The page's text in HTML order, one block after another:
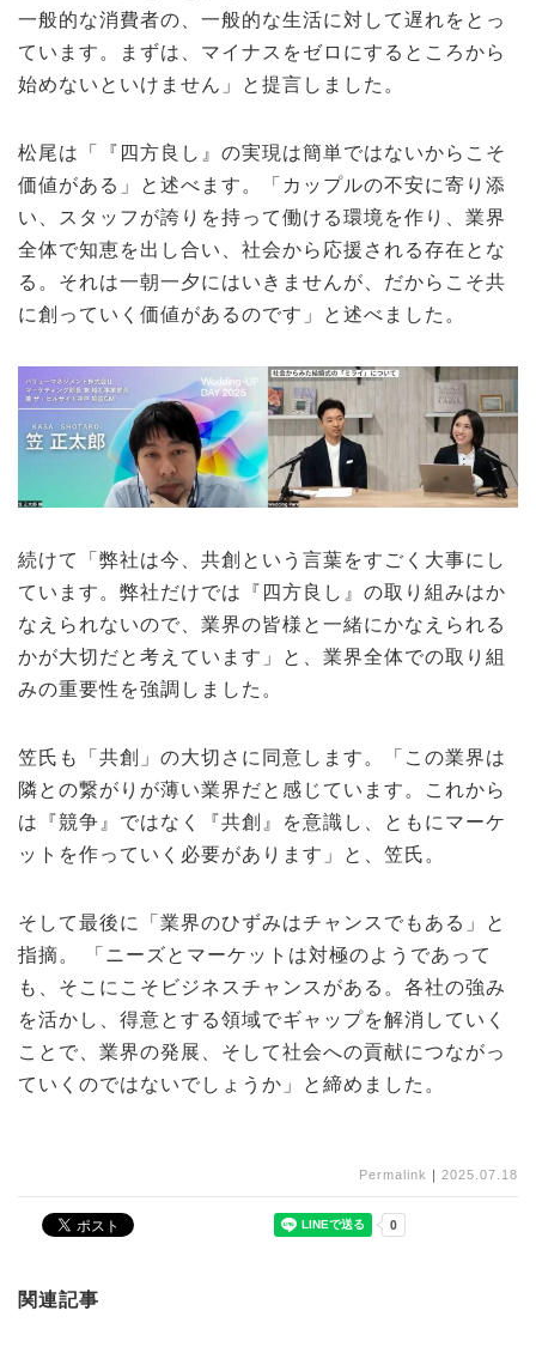
一般的な消費者の、一般的な生活に対して遅れをとっ
ています。まずは、マイナスをゼロにするところから
始めないといけません」と提言しました。
松尾は「『四方良し』の実現は簡単ではないからこそ
価値がある」と述べます。「カップルの不安に寄り添
い、スタッフが誇りを持って働ける環境を作り、業界
全体で知恵を出し合い、社会から応援される存在とな
る。それは一朝一夕にはいきませんが、だからこそ共
に創っていく価値があるのです」と述べました。
続けて「弊社は今、共創という言葉をすごく大事にし
ています。弊社だけでは『四方良し』の取り組みはか
なえられないので、業界の皆様と一緒にかなえられる
かが大切だと考えています」と、業界全体での取り組
みの重要性を強調しました。
笠氏も「共創」の大切さに同意します。「この業界は
隣との繋がりが薄い業界だと感じています。これから
は『競争』ではなく『共創』を意識し、ともにマーケ
ットを作っていく必要があります」と、笠氏。
そして最後に「業界のひずみはチャンスでもある」と
指摘。 「ニーズとマーケットは対極のようであって
も、そこにこそビジネスチャンスがある。各社の強み
を活かし、得意とする領域でギャップを解消していく
ことで、業界の発展、そして社会への貢献につながっ
ていくのではないでしょうか」と締めました。
Permalink ｜ 2025.07.18
関連記事